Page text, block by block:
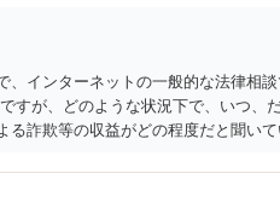
インターネットの一般的な法律相談
すが、どのような状況下で、いつ、
る詐欺等の収益がどの程度だと聞い
ダーを持参して取り調べ内容を録音